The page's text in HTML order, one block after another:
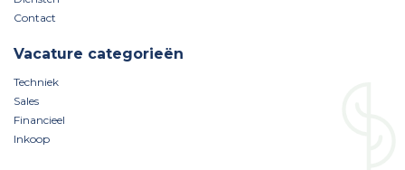
Contact
Vacature categorieën
Techniek
Sales
Financieel
Inkoop